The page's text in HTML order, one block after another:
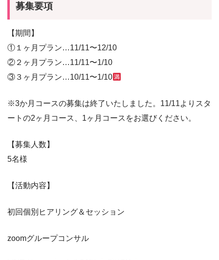
募集要項
【期間】
①１ヶ月プラン…11/11〜12/10
②２ヶ月プラン…11/11〜1/10
③３ヶ月プラン…10/11〜1/10
※3か月コースの募集は終了いたしました。11/11よりスタ
ートの2ヶ月コース、1ヶ月コースをお選びください。
【募集人数】
5名様
【活動内容】
初回個別ヒアリング＆セッション
zoomグループコンサル